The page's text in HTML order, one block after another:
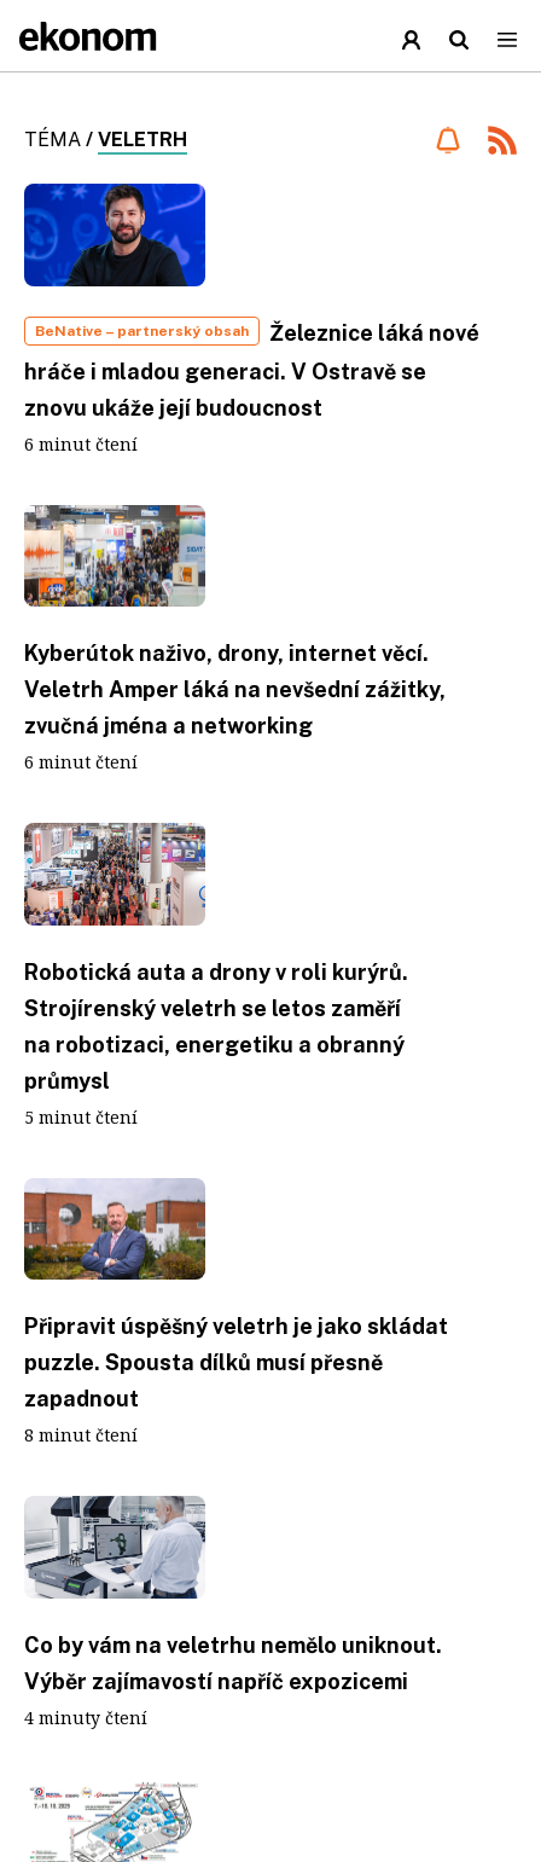
TÉMA / VELETRH
BeNative – partnerský obsah
Železnice láká nové
hráče i mladou generaci. V Ostravě se
znovu ukáže její budoucnost
6 minut čtení
Kyberútok naživo, drony, internet věcí.
Veletrh Amper láká na nevšední zážitky,
zvučná jména a networking
6 minut čtení
Robotická auta a drony v roli kurýrů.
Strojírenský veletrh se letos zaměří
na robotizaci, energetiku a obranný
průmysl
5 minut čtení
Připravit úspěšný veletrh je jako skládat
puzzle. Spousta dílků musí přesně
zapadnout
8 minut čtení
Co by vám na veletrhu nemělo uniknout.
Výběr zajímavostí napříč expozicemi
4 minuty čtení